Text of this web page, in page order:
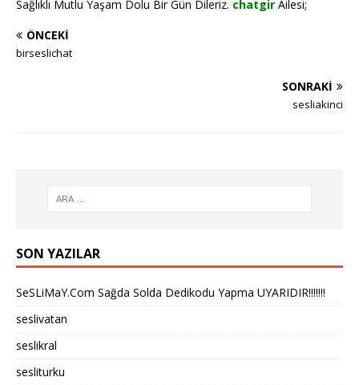
Sağlıklı Mutlu Yaşam Dolu Bir Gün Dileriz. chatgir Ailesi;
ÖNCEKI
birseslichat
SONRAKI
sesliakinci
SON YAZILAR
SeSLiMaY.Com Sağda Solda Dedikodu Yapma UYARIDIR!!!!!!!
seslivatan
seslikral
sesliturku